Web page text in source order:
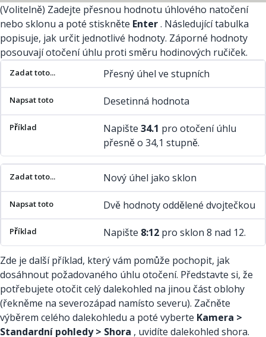
(Volitelně) Zadejte přesnou hodnotu úhlového natočení
nebo sklonu a poté stiskněte Enter. Následující tabulka
popisuje, jak určit jednotlivé hodnoty. Záporné hodnoty
posouvají otočení úhlu proti směru hodinových ručiček.
Zadat toto...
Napsat toto Příklad
Přesný úhel ve stupních
Desetinná hodnota
Napište 34.1 pro otočení úhlu
přesně o 34,1 stupně.
Nový úhel jako sklon
Dvě hodnoty oddělené dvojtečkou
Napište 8:12pro sklon 8 nad 12.
Zde je další příklad, který vám pomůže pochopit, jak
dosáhnout požadovaného úhlu otočení. Představte si, že
potřebujete otočit celý dalekohled na jinou část oblohy
(řekněme na severozápad namísto severu). Začněte
výběrem celého dalekohledu a poté vyberte Kamera >
Standardní pohledy > Shora , uvidíte dalekohled shora.